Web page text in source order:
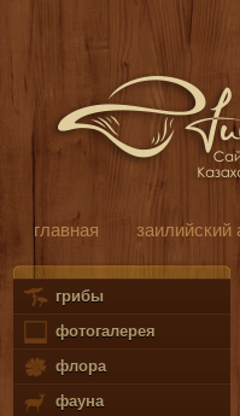
главная заилийский
грибы
фотогалерея
флора
фауна